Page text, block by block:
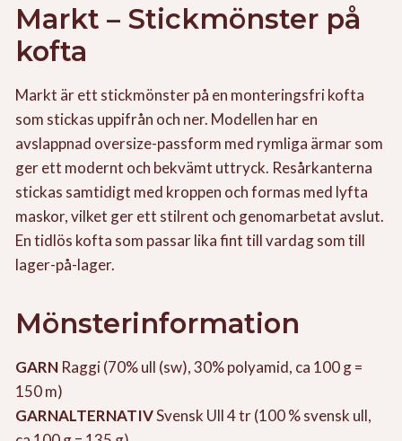
Markt – Stickmönster på
kofta
Markt är ett stickmönster på en monteringsfri kofta
som stickas uppifrån och ner. Modellen har en
avslappnad oversize-passform med rymliga ärmar som
ger ett modernt och bekvämt uttryck. Resårkanterna
stickas samtidigt med kroppen och formas med lyfta
maskor, vilket ger ett stilrent och genomarbetat avslut.
En tidlös kofta som passar lika fint till vardag som till
lager-på-lager.
Mönsterinformation
GARN Raggi (70% ull (sw), 30% polyamid, ca 100 g =
150 m)
GARNALTERNATIVSvensk Ull 4 tr (100 % svensk ull,